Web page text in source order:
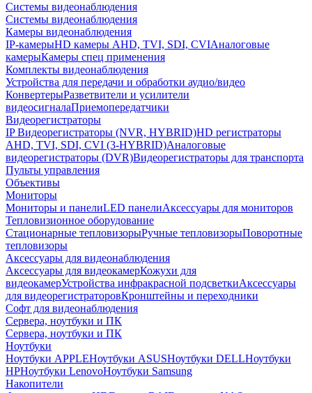
Системы видеонаблюдения
Системы видеонаблюдения
Камеры видеонаблюдения
IP-камерыHD камеры AHD, TVI, SDI, CVIАналоговые
камерыКамеры спец применения
Комплекты видеонаблюдения
Устройства для передачи и обработки аудио/видео
КонвертерыРазветвители и усилители
видеосигналаПриемопередатчики
Видеорегистраторы
IP Видеорегистраторы (NVR, HYBRID)HD регистраторы
AHD, TVI, SDI, CVI (3-HYBRID)Аналоговые
видеорегистраторы (DVR)Видеорегистраторы для транспорта
Пульты управления
Объективы
Мониторы
Мониторы и панелиLED панелиАксессуары для мониторов
Тепловизионное оборудование
Стационарные тепловизорыРучные тепловизорыПоворотные
тепловизоры
Аксессуары для видеонаблюдения
Аксессуары для видеокамерКожухи для
видеокамерУстройства инфракрасной подсветкиАксессуары
для видеорегистраторовКронштейны и переходники
Софт для видеонаблюдения
Сервера, ноутбуки и ПК
Сервера, ноутбуки и ПК
Ноутбуки
Ноутбуки APPLEНоутбуки ASUSНоутбуки DELLНоутбуки
HPНоутбуки LenovoНоутбуки Samsung
Накопители